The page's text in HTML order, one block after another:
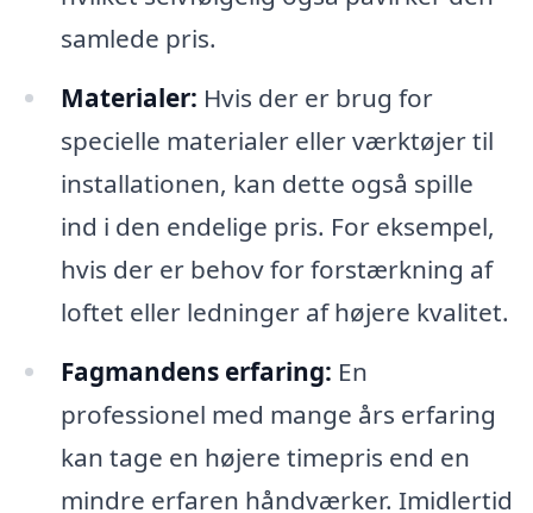
samlede pris.
Materialer: Hvis der er brug for
specielle materialer eller værktøjer til
installationen, kan dette også spille
ind i den endelige pris. For eksempel,
hvis der er behov for forstærkning af
loftet eller ledninger af højere kvalitet.
Fagmandens erfaring: En
professionel med mange års erfaring
kan tage en højere timepris end en
mindre erfaren håndværker. Imidlertid